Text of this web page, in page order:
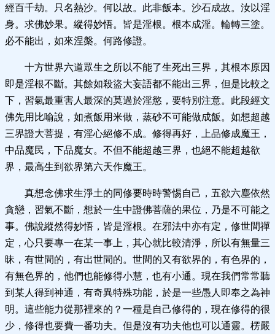
經百千劫。只名熱沙。何以故。此非飯本。沙石成故。汝以淫
身。求佛妙果。縱得妙悟。皆是淫根。根本成淫。輪轉三塗。
必不能出，如來涅槃。何路修證。
十方世界六道眾生之所以不能了生死出三界，其根本原因
即是淫根不斷。其餘如殺盜大妄語都不能出三界，但是比較之
下，習氣最重害人最深的莫過於淫慾，要特別注意。此段經文
佛先用比喻說，如煮飯用米做，蒸砂不可能做成飯。如想超越
三界證大菩提，有淫心絕修不成。修得再好，上品修成魔王，
中品魔民，下品魔女。不但不能超越三界，也絕不能超越欲
界，最高生到欲界第六天作魔王。
真想念佛求生淨土的同修要時時警惕自己，五欲六塵依然
貪戀，習氣不斷，想於一生中證佛菩薩的果位，乃是不可能之
事。佛說縱然得妙悟，皆是淫根。在邪法中亦有定，修世間禪
定，心只要專一在某一事上，其心就比較清淨，所以有無量三
昧，有世間的，有出世間的。世間的又有欲界的，有色界的，
有無色界的，他們也能修得小慧，也有小通。現在我們常常聽
到某人得到神通，有奇異特殊功能，於是一些愚人即奉之為神
明。這些能力從那裡來的？一種是自己修得的，現在修得的很
少，修得也要費一番功夫。但是沒有功夫他也可以通靈。楞嚴